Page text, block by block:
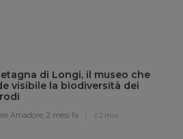
di Longi, il museo che
visibile la biodiversità dei
Amadore,2 mesi fa 2 min